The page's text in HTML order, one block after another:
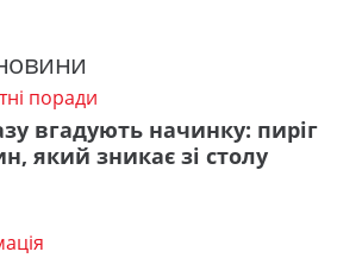
поради
вгадують начинку: пиріг
який зникає зі столу